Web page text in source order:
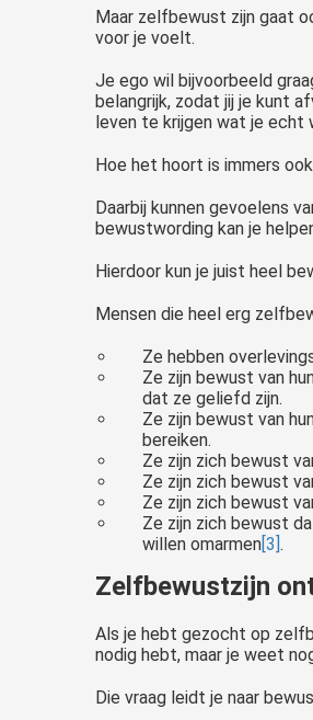
Maar zelfbewust zijn gaat
voor je voelt.
Je ego wil bijvoorbeeld
belangrijk, zodat jij je kunt
leven te krijgen wat je echt
Hoe het hoort is immers
Daarbij kunnen gevoelens
bewustwording kan je
Hierdoor kun je juist heel
Mensen die heel erg
Ze hebben
Ze zijn bewust van
dat ze geliefd zijn.
Ze zijn bewust van
bereiken.
Ze zijn zich bewust
Ze zijn zich bewust
Ze zijn zich bewust
Ze zijn zich bewust
willen omarmen[3].
Zelfbewustzijn
Als je hebt gezocht op
nodig hebt, maar je weet
Die vraag leidt je naar